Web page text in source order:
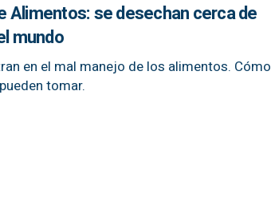
Alimentos: se desechan cerca de
mundo
en el mal manejo de los alimentos. Cómo
tomar.